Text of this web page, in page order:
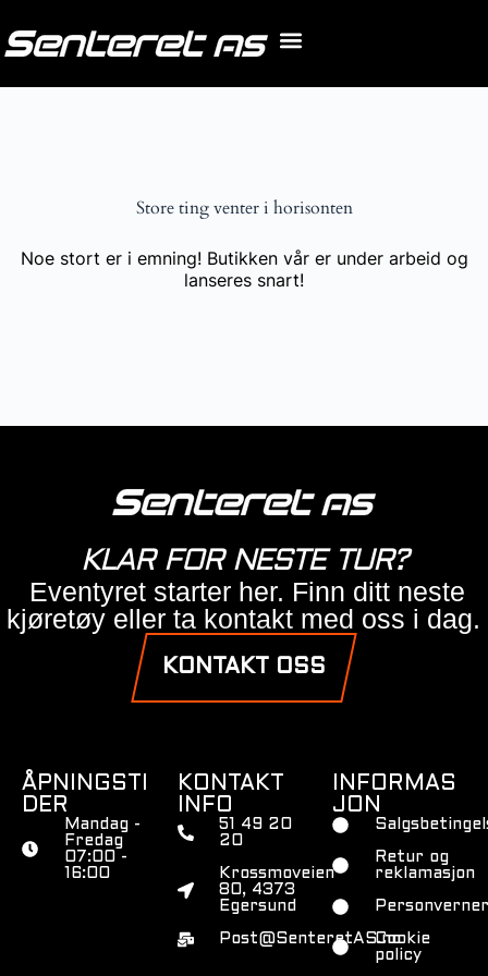
Store ting venter i horisonten
Noe stort er i emning! Butikken vår er under arbeid og
lanseres snart!
KLAR FOR NESTE TUR?
Eventyret starter her. Finn ditt neste
kjøretøy eller ta kontakt med oss i dag.
KONTAKT OSS
ÅPNINGSTI
DER
Mandag -
Fredag
07:00 -
16:00
KONTAKT
INFO
51 49 20
20
Krossmoveien
80, 4373
Egersund
Post@SenteretAS.no
INFORMAS
JON
Retur og
reklamasjon
Cookie
policy